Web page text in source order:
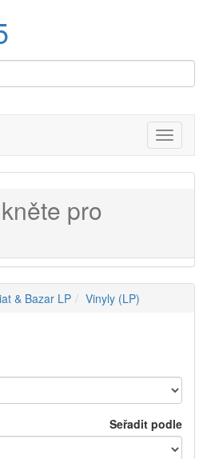
Menu
pro
& Bazar LP Vinyly (LP)
Seřadit podle